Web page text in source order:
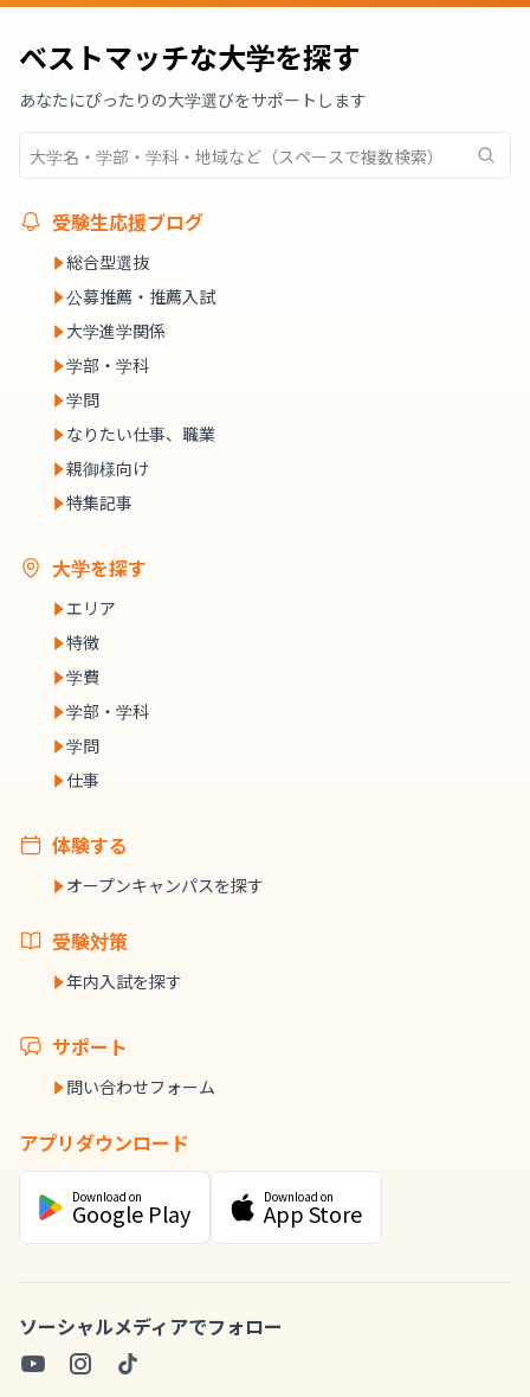
ベストマッチな大学を探す
あなたにぴったりの大学選びをサポートします
受験生応援ブログ
総合型選抜
公募推薦・推薦入試
大学進学関係
学部・学科
学問
なりたい仕事、職業
親御様向け
特集記事
大学を探す
エリア
特徴
学費
学部・学科
学問
仕事
体験する
オープンキャンパスを探す
受験対策
年内入試を探す
サポート
問い合わせフォーム
アプリダウンロード
Download on
Google Play
Download on
App Store
ソーシャルメディアでフォロー